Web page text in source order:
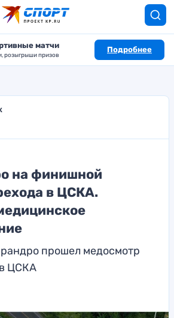
матчи
розыгрыши призов
Подробнее
на финишной
в ЦСКА.
прошел медосмотр
ЦСКА